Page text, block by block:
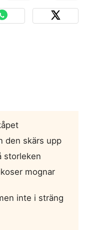
den skärs upp
storleken
mognar
inte i sträng